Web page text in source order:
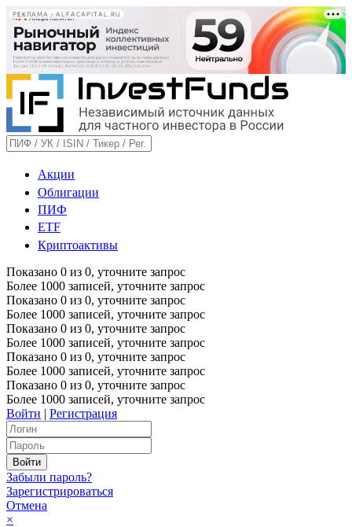
РЕКЛАМА • ALFACAPITAL.RU
Акции
Облигации
ПИФ
ETF
Криптоактивы
Показано 0 из 0, уточните запрос
Более 1000 записей, уточните запрос
Показано 0 из 0, уточните запрос
Более 1000 записей, уточните запрос
Показано 0 из 0, уточните запрос
Более 1000 записей, уточните запрос
Показано 0 из 0, уточните запрос
Более 1000 записей, уточните запрос
Показано 0 из 0, уточните запрос
Более 1000 записей, уточните запрос
Войти | Регистрация
Забыли пароль?
Зарегистрироваться
Отмена
×